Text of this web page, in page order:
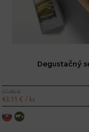
Degustačný
47.90 €
43.11 € / ks